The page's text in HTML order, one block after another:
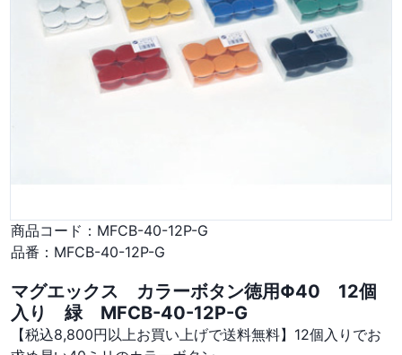
商品コード： MFCB-40-12P-G
品番： MFCB-40-12P-G
マグエックス カラーボタン徳用Φ40 12個
入り 緑 MFCB-40-12P-G
【税込8,800円以上お買い上げで送料無料】12個入りでお